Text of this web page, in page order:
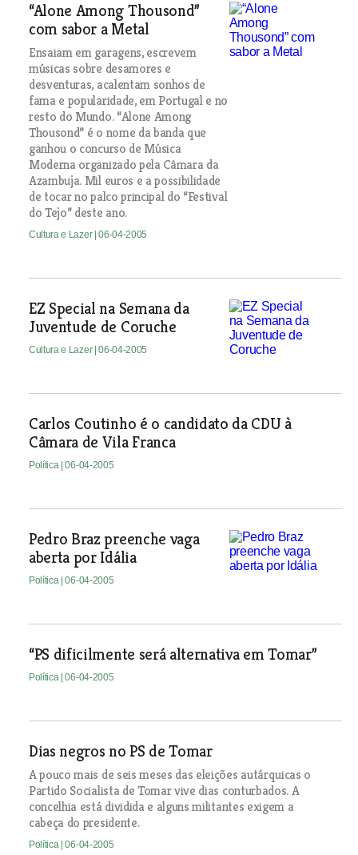
“Alone Among Thousond”
com sabor a Metal
Ensaiam em garagens, escrevem
músicas sobre desamores e
desventuras, acalentam sonhos de
fama e popularidade, em Portugal e no
resto do Mundo. “Alone Among
Thousond” é o nome da banda que
ganhou o concurso de Música
Moderna organizado pela Câmara da
Azambuja. Mil euros e a possibilidade
de tocar no palco principal do “Festival
do Tejo” deste ano.
Cultura e Lazer | 06-04-2005
EZ Special na Semana da
Juventude de Coruche
Cultura e Lazer | 06-04-2005
Carlos Coutinho é o candidato da CDU à
Câmara de Vila Franca
Política | 06-04-2005
Pedro Braz preenche vaga
aberta por Idália
Política | 06-04-2005
“PS dificilmente será alternativa em Tomar”
Política | 06-04-2005
Dias negros no PS de Tomar
A pouco mais de seis meses das eleições autárquicas o
Partido Socialista de Tomar vive dias conturbados. A
concelhia está dividida e alguns militantes exigem a
cabeça do presidente.
Política | 06-04-2005